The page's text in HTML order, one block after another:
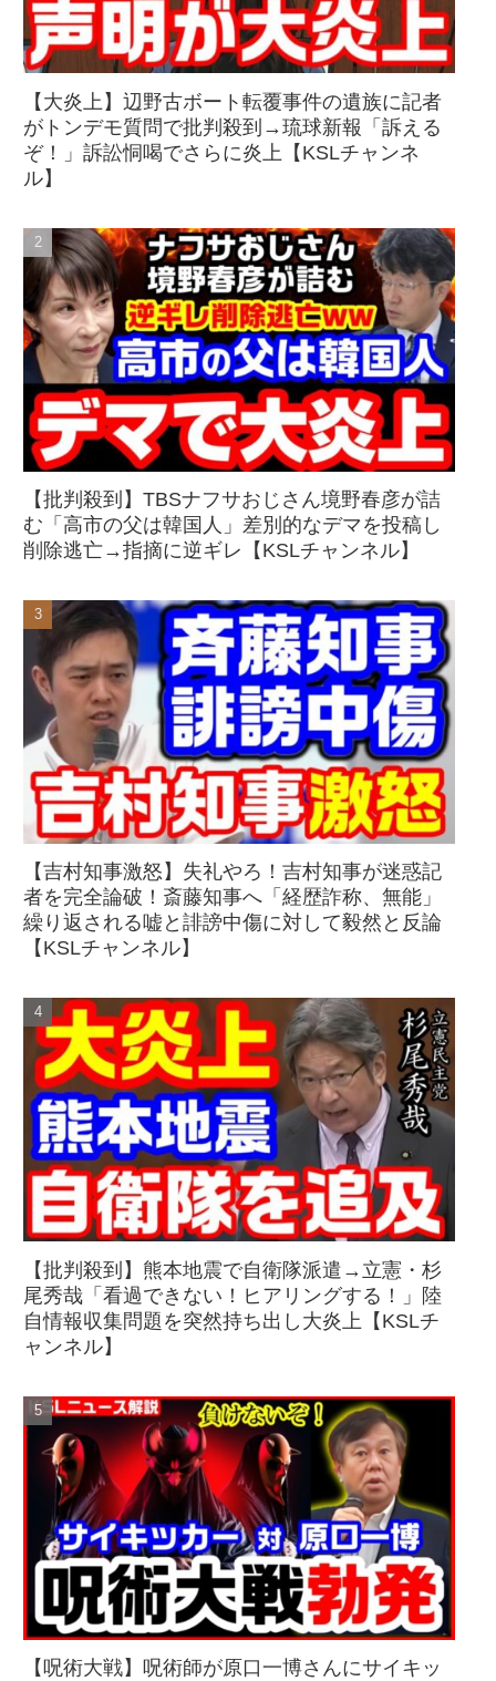
【大炎上】辺野古ボート転覆事件の遺族に記者
がトンデモ質問で批判殺到→琉球新報「訴える
ぞ！」訴訟恫喝でさらに炎上【KSLチャンネ
ル】
【批判殺到】TBSナフサおじさん境野春彦が詰
む「高市の父は韓国人」差別的なデマを投稿し
削除逃亡→指摘に逆ギレ【KSLチャンネル】
【吉村知事激怒】失礼やろ！吉村知事が迷惑記
者を完全論破！斎藤知事へ「経歴詐称、無能」
繰り返される嘘と誹謗中傷に対して毅然と反論
【KSLチャンネル】
【批判殺到】熊本地震で自衛隊派遣→立憲・杉
尾秀哉「看過できない！ヒアリングする！」陸
自情報収集問題を突然持ち出し大炎上【KSLチ
ャンネル】
【呪術大戦】呪術師が原口一博さんにサイキッ